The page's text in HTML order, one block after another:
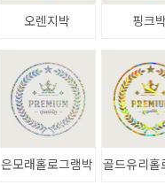
오렌지박 핑크박
은모래홀로그램박 골드유리홀